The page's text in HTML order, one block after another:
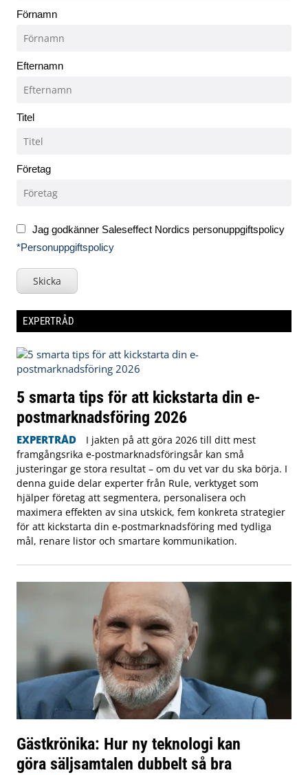
Förnamn
Efternamn
Titel
Företag
Jag godkänner Saleseffect Nordics personuppgiftspolicy
*Personuppgiftspolicy
Skicka
EXPERTRÅD
5 smarta tips för att kickstarta din e-
postmarknadsföring 2026
EXPERTRÅD
I jakten på att göra 2026 till ditt mest
framgångsrika e-postmarknadsföringsår kan små
justeringar ge stora resultat – om du vet var du ska börja. I
denna guide delar experter från Rule, verktyget som
hjälper företag att segmentera, personalisera och
maximera effekten av sina utskick, fem konkreta strategier
för att kickstarta din e-postmarknadsföring med tydliga
mål, renare listor och smartare kommunikation.
Gästkrönika: Hur ny teknologi kan
göra säljsamtalen dubbelt så bra